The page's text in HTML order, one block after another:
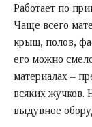
Работает по
Чаще всего
крыш, полов,
его можно
материалах –
всяких жучков.
выдувное